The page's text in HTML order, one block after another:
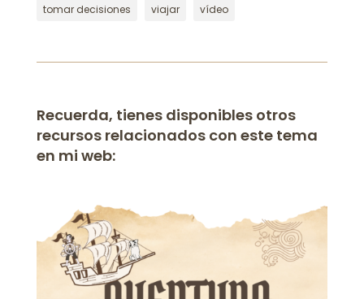
tomar decisiones
viajar vídeo
Recuerda, tienes disponibles otros
recursos relacionados con este tema
en mi web: